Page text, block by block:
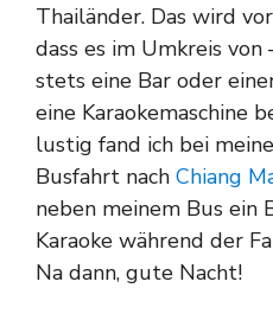
Thailänder. Das wird
dass es im Umkreis
stets eine Bar oder
eine Karaokemaschine
lustig fand ich bei
Busfahrt nach Chiang
neben meinem Bus ein
Karaoke während der
Na dann, gute Nacht!